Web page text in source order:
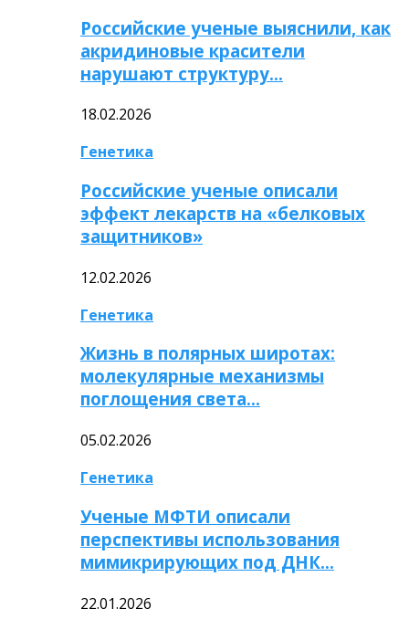
Российские ученые выяснили, как
акридиновые красители
нарушают структуру…
18.02.2026
Генетика
Российские ученые описали
эффект лекарств на «белковых
защитников»
12.02.2026
Генетика
Жизнь в полярных широтах:
молекулярные механизмы
поглощения света…
05.02.2026
Генетика
Ученые МФТИ описали
перспективы использования
мимикрирующих под ДНК…
22.01.2026